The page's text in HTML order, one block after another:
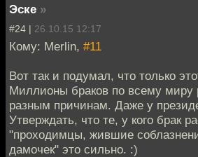
Эске »
#24 | 26.10.15 12:17
Кому: Merlin, #11
Вот так и подумал, что только
Миллионы браков по всему миру
разным причинам. Даже у
Утверждать, что те, у кого брак
"проходимцы, жившие
дамочек" это сильно. :)